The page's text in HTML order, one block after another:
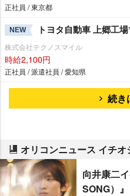
正社員 / 東京都
NEW トヨタ自動車 上郷工
株式会社テクノスマイル
時給2,100円
正社員 / 派遣社員 / 愛知県
続き
オリコンニュース イチオ
向井康二
SONG）』